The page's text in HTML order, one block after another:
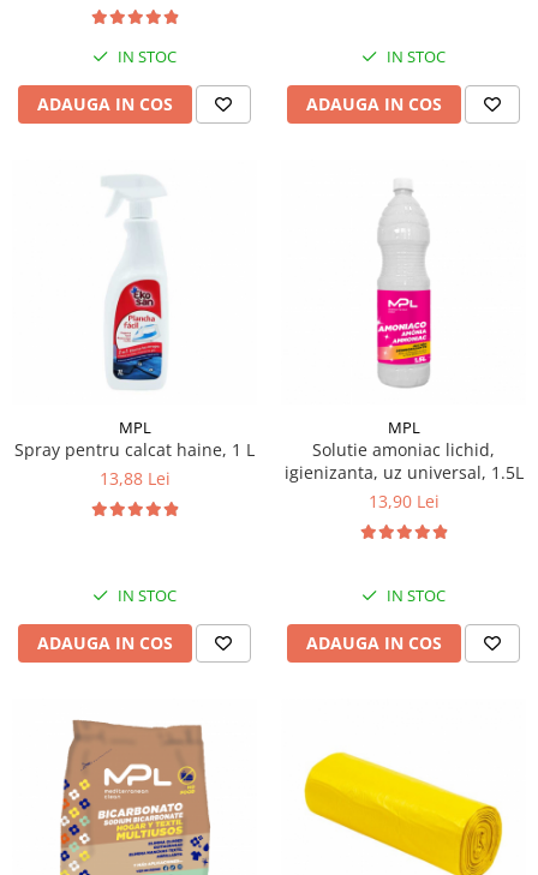
IN STOC
ADAUGA IN COS
IN STOC
ADAUGA IN COS
MPL
Spray pentru calcat haine, 1 L
13,88 Lei
IN STOC
ADAUGA IN COS
MPL
Solutie amoniac lichid,
igienizanta, uz universal, 1.5L
13,90 Lei
IN STOC
ADAUGA IN COS